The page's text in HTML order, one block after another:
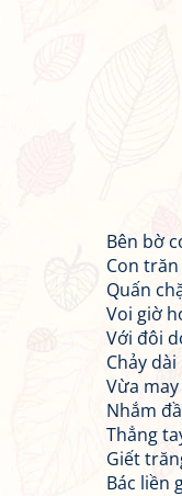
Bên bờ
Con
Quấn
Voi giờ
Với đôi
Chảy
Vừa
Nhắm
Thẳng
Giết
Bác liền